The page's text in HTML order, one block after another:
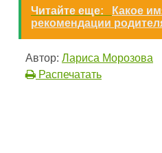
Читайте еще:
Какое
рекомендации
Автор: Лариса Морозова
Распечатать